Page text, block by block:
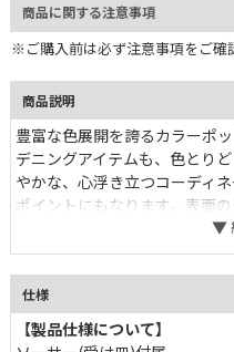
商品に関する注意事項
※ご購入前は必ず注意事項をご確
商品説明
豊富な色展開を誇るカラーポ
デニングアイテムも、色とり
かな、心浮き立つコーディネ
ポイントにもなります。表面
仕様
【製品仕様について】